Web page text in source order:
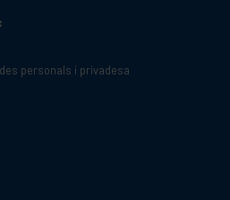
personals i privadesa